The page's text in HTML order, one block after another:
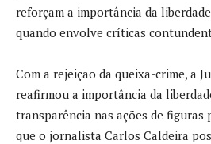
reforçam a importância da
quando envolve críticas
Com a rejeição da queixa-crime, a
reafirmou a importância da
transparência nas ações de figuras
que o jornalista Carlos Caldeira